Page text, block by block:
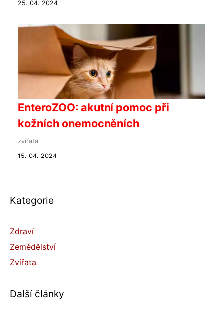
25. 04. 2024
EnteroZOO: akutní pomoc při
kožních onemocněních
zvířata
15. 04. 2024
Kategorie
Zdraví
Zemědělství
Zvířata
Další články